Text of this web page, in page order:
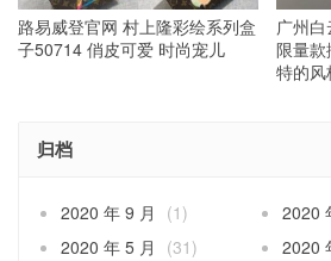
路易威登官网 村上隆彩绘系列盒
子50714 俏皮可爱 时尚宠儿
广州
限量
特的风
归档
2020 年 9 月 (1) 2020
2020 年 5 月
(31) 2020